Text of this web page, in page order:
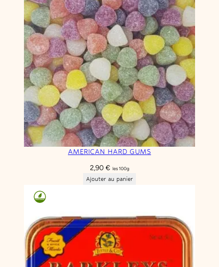
AMERICAN HARD GUMS
2,90 € les 100g
Ajouter au panier